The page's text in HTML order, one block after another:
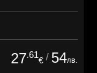
27.61
€ / 54лв.